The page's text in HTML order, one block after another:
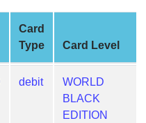
Card
Type
Card Level
debit
WORLD
BLACK
EDITION